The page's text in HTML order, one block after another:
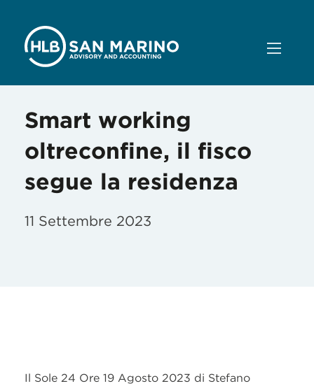
Smart working
oltreconfine, il fisco
segue la residenza
11 Settembre 2023
Il Sole 24 Ore 19 Agosto 2023 di Stefano